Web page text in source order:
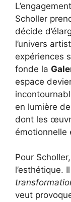
Scholler
décide
l’univers
expériences
fonde la
espace
en lumière
dont les
émotionnelle
Pour
l’esthétique. Il
veut